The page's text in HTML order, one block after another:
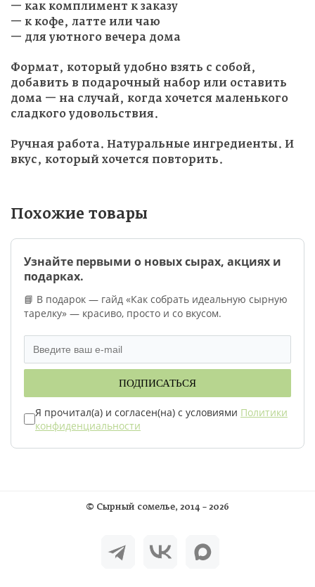
— как комплимент к заказу
— к кофе, латте или чаю
— для уютного вечера дома
Формат, который удобно взять с собой,
добавить в подарочный набор или оставить
дома — на случай, когда хочется маленького
сладкого удовольствия.
Ручная работа. Натуральные ингредиенты. И
вкус, который хочется повторить.
Похожие товары
Узнайте первыми о новых сырах, акциях и
подарках.
📘 В подарок — гайд «Как собрать идеальную сырную
тарелку» — красиво, просто и со вкусом.
ПОДПИСАТЬСЯ
Я прочитал(а) и согласен(на) с условиями Политики
конфиденциальности
© Сырный сомелье, 2014 – 2026